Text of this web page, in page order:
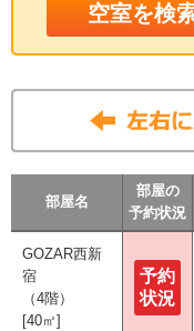
部屋名
部屋の
予約状況
部屋名
部屋の
予約状況
部屋名
部屋の
予約状況
GOZAR西新
宿
（4階）
[40㎡]
予約
状況
部屋名
部屋の
予約状況
GOZAR西新
宿
（4階）
[40㎡]
予約
状況